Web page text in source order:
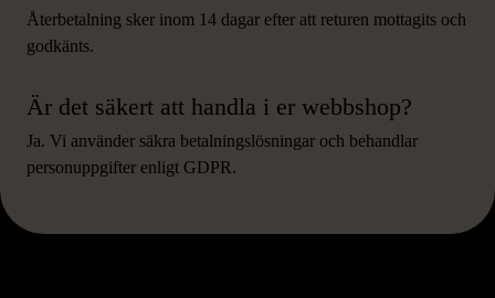
Återbetalning sker inom 14 dagar efter att returen mottagits och
godkänts.
Är det säkert att handla i er webbshop?
Ja. Vi använder säkra betalningslösningar och behandlar
personuppgifter enligt GDPR.